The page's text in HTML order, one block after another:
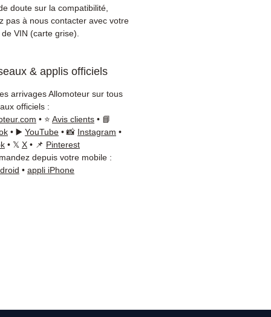
la référence de votre pièce
carte grise ou
sur votre véhicule
au+33 6 38 71 66 54
vérification.
& garantie :
ouvrés en France
livraison gratuite
sécurisée. Expédition
(Belgique, Suisse,
Italie, Espagne, Pays-
doute sur la compatibilité,
pas à nous contacter avec votre
VIN (carte grise).
& applis officiels
arrivages Allomoteur sur tous
officiels :
• ⭐ Avis clients • 📘
• ▶️ YouTube • 📸 Instagram •
• 𝕏 X • 📌 Pinterest
depuis votre mobile :
• appli iPhone